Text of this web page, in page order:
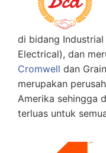
di bidang
Electrical), dan
Cromwell dan
merupakan
Amerika sehingga
terluas untuk